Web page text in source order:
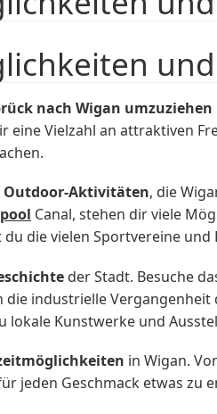
nach Wigan umzuziehen
eine Vielzahl an attraktiven
Outdoor-Aktivitäten, die
Canal, stehen dir viele
die vielen Sportvereine und
der Stadt. Besuche
industrielle
lokale Kunstwerke und
in Wigan.
jeden Geschmack etwas zu